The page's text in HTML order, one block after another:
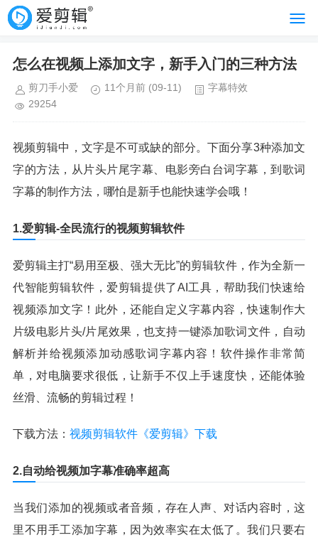
怎么在视频上添加文字，新手入门的三种方法
剪刀手小爱 11个月前 (09-11)
字幕特效
29254
视频剪辑中，文字是不可或缺的部分。下面分享3种添加文
字的方法，从片头片尾字幕、电影旁白台词字幕，到歌词
字幕的制作方法，哪怕是新手也能快速学会哦！
1.爱剪辑-全民流行的视频剪辑软件
爱剪辑主打“易用至极、强大无比”的剪辑软件，作为全新一
代智能剪辑软件，爱剪辑提供了AI工具，帮助我们快速给
视频添加文字！此外，还能自定义字幕内容，快速制作大
片级电影片头/片尾效果，也支持一键添加歌词文件，自动
解析并给视频添加动感歌词字幕内容！软件操作非常简
单，对电脑要求很低，让新手不仅上手速度快，还能体验
丝滑、流畅的剪辑过程！
下载方法： 视频剪辑软件《爱剪辑》下载
2.自动给视频加字幕准确率超高
当我们添加的视频或者音频，存在人声、对话内容时，这
里不用手工添加字幕，因为效率实在太低了。我们只要右